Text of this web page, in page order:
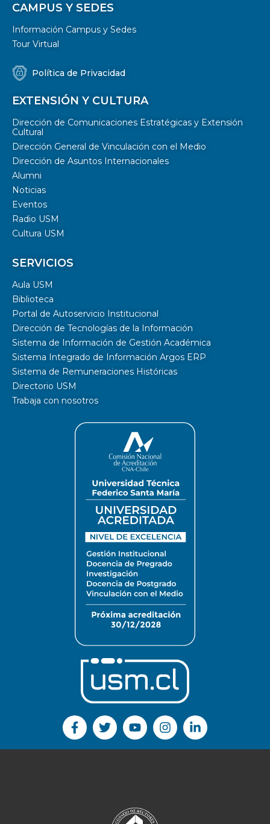
CAMPUS Y SEDES
Información Campus y Sedes
Tour Virtual
Política de Privacidad
EXTENSIÓN Y CULTURA
Dirección de Comunicaciones Estratégicas y Extensión
Cultural
Dirección General de Vinculación con el Medio
Dirección de Asuntos Internacionales
Alumni
Noticias
Eventos
Radio USM
Cultura USM
SERVICIOS
Aula USM
Biblioteca
Portal de Autoservicio Institucional
Dirección de Tecnologías de la Información
Sistema de Información de Gestión Académica
Sistema Integrado de Información Argos ERP
Sistema de Remuneraciones Históricas
Directorio USM
Trabaja con nosotros